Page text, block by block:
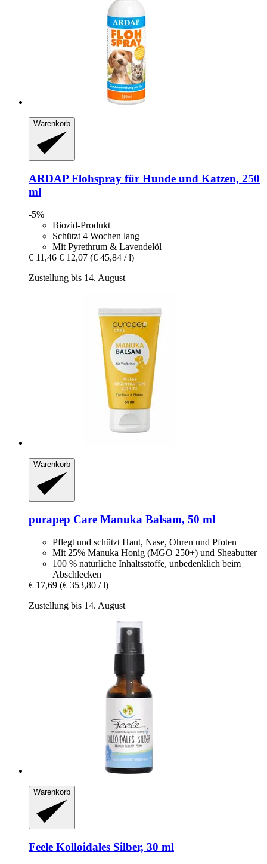
Warenkorb
ARDAP Flohspray für Hunde und Katzen, 250
ml
-5%
Biozid-Produkt
Schützt 4 Wochen lang
Mit Pyrethrum & Lavendelöl
€ 11,46 € 12,07 (€ 45,84 / l)
Zustellung bis 14. August
Warenkorb
purapep Care Manuka Balsam, 50 ml
Pflegt und schützt Haut, Nase, Ohren und Pfoten
Mit 25% Manuka Honig (MGO 250+) und Sheabutter
100 % natürliche Inhaltsstoffe, unbedenklich beim
Abschlecken
€ 17,69 (€ 353,80 / l)
Zustellung bis 14. August
Warenkorb
Feele Kolloidales Silber, 30 ml